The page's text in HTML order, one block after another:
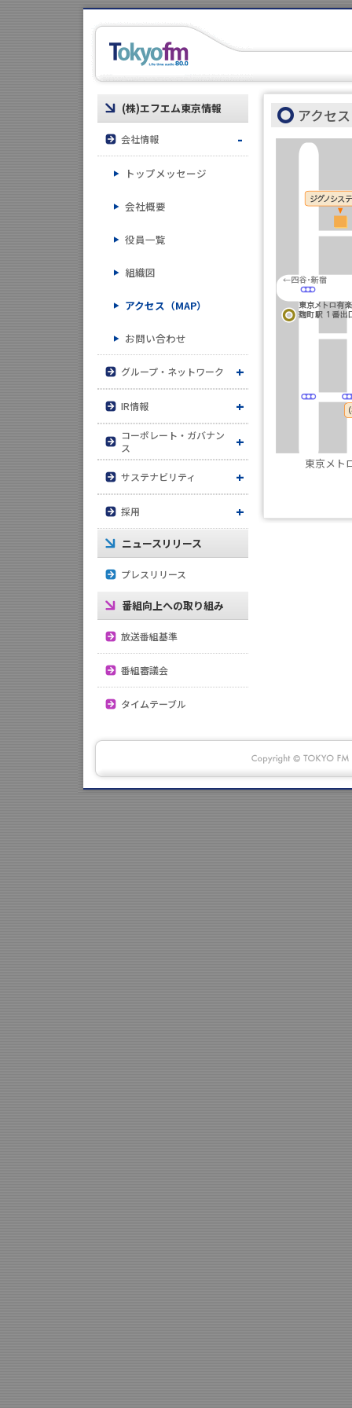
(株)エフエム東京情報
会社情報
トップメッセージ
会社概要
役員一覧
組織図
アクセス（MAP）
お問い合わせ
グループ・ネットワーク
グループ企業
JFNネットワーク
IR情報
IRニュース
株式の状況
株主総会
電子公告
決算公告
決算公告以外の公告
コーポレート・ガバナン
ス
倫理憲章
人権方針
内部統制システム
個人情報保護方針
反社会的勢力排除に向け
た指針
国民保護業務計画
サステナビリティ
サステナビリティ方針・
体制
一般事業主行動計画
採用
経験者採用
新卒採用
ニュースリリース
プレスリリース
番組向上への取り組み
放送番組基準
番組審議会
タイムテーブル
アクセ
東京メ